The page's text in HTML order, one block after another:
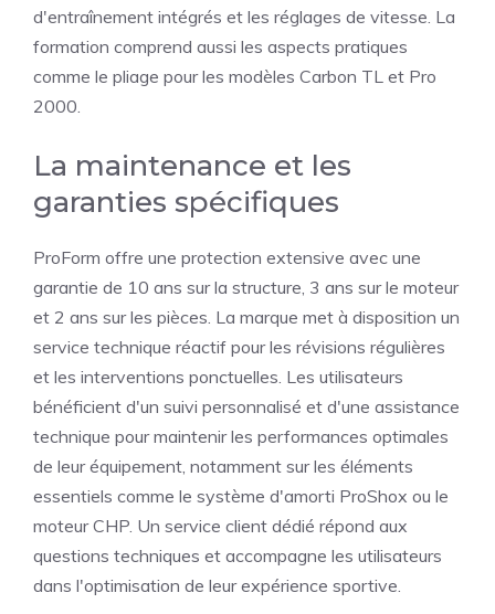
d'entraînement intégrés et les réglages de vitesse. La
formation comprend aussi les aspects pratiques
comme le pliage pour les modèles Carbon TL et Pro
2000.
La maintenance et les
garanties spécifiques
ProForm offre une protection extensive avec une
garantie de 10 ans sur la structure, 3 ans sur le moteur
et 2 ans sur les pièces. La marque met à disposition un
service technique réactif pour les révisions régulières
et les interventions ponctuelles. Les utilisateurs
bénéficient d'un suivi personnalisé et d'une assistance
technique pour maintenir les performances optimales
de leur équipement, notamment sur les éléments
essentiels comme le système d'amorti ProShox ou le
moteur CHP. Un service client dédié répond aux
questions techniques et accompagne les utilisateurs
dans l'optimisation de leur expérience sportive.